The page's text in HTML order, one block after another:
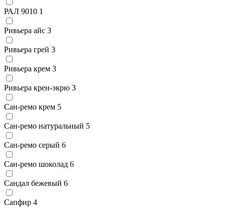
РАЛ 9010 1
Ривьера айс 3
Ривьера грей 3
Ривьера крем 3
Ривьера крен-экрю 3
Сан-ремо крем 5
Сан-ремо натуральный 5
Сан-ремо серый 6
Сан-ремо шоколад 6
Сандал бежевый 6
Сапфир 4